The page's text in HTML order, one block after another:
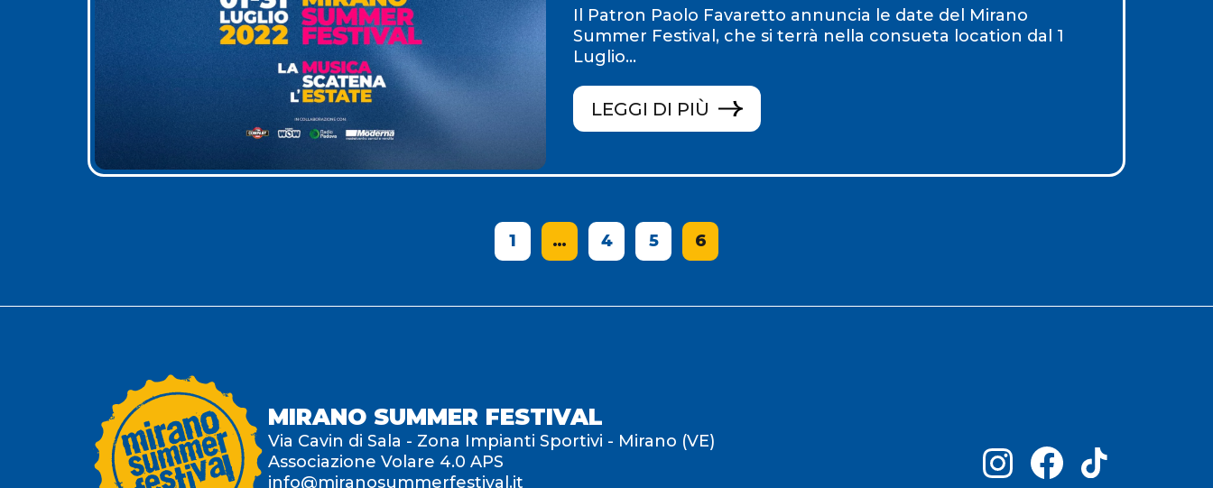
Il Patron Paolo Favaretto annuncia le date del Mirano
Summer Festival, che si terrà nella consueta location dal 1
Luglio...
LEGGI DI PIÙ
1 … 4 5 6
MIRANO SUMMER FESTIVAL
Via Cavin di Sala - Zona Impianti Sportivi - Mirano (VE)
Associazione Volare 4.0 APS
info@miranosummerfestival.it